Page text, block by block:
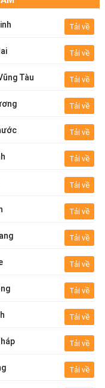
Tải về
Tải về
Tàu Tải về
Tải về
Tải về
Tải về
Tải về
Tải về
Tải về
Tải về
Tải về
Tải về
Tải về
Tải về